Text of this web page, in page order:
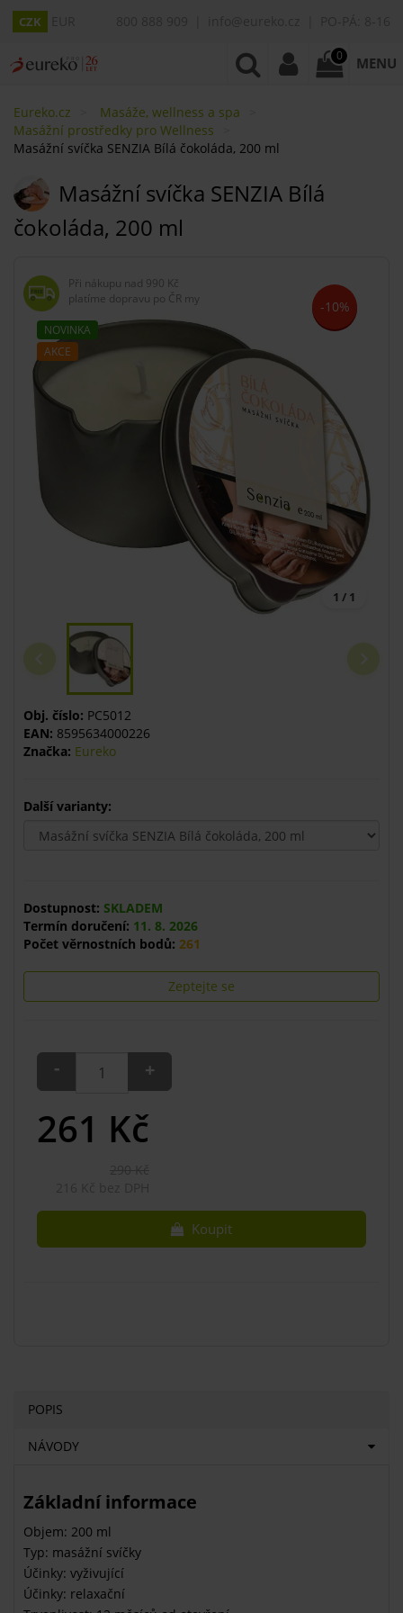
CZK
0 MENU
Eureko.cz
Masáže, wellness a spa
Masážní prostředky pro Wellness
Masážní svíčka SENZIA Bílá čokoláda, 200 ml
Masážní svíčka SENZIA Bílá
čokoláda, 200 ml
Při nákupu nad 990 Kč
platíme dopravu po ČR my
NOVINKA
AKCE
-10%
1 / 1
Obj. číslo: PC5012
EAN: 8595634000226
Značka: Eureko
Další varianty:
Dostupnost: SKLADEM
Termín doručení: 11. 8. 2026
Počet věrnostních bodů: 261
Zeptejte se
- +
261 Kč
Koupit
POPIS
NÁVODY
Základní informace
Objem: 200 ml
Typ: masážní svíčky
Účinky: vyživující
Účinky: relaxační